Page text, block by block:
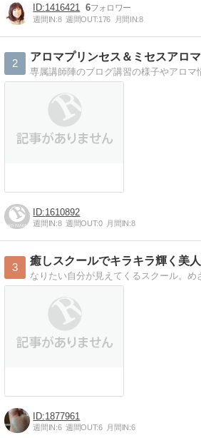
1416421 6
週間IN:8 週間OUT:176 月間IN:8
2
アロマプリンセス＆ミセスアロマ
1610892
週間IN:8 週間OUT:0 月間IN:8
3
1877961
週間IN:6 週間OUT:6 月間IN:6